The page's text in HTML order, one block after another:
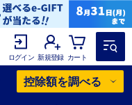
ログイン 新規登録 カート
控除額を調べる